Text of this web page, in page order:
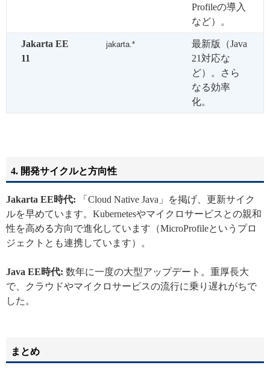
Profileの導入
など）。
Jakarta EE
11
jakarta.*
最新版（Java
21対応な
ど）。さら
なる効率
化。
4. 開発サイクルと方向性
Jakarta EE時代: 「Cloud Native Java」を掲げ、更新サイク
ルを早めています。Kubernetesやマイクロサービスとの親和
性を高める方向で進化しています（MicroProfileというプロ
ジェクトとも連携しています）。
Java EE時代: 数年に一度の大型アップデート。重厚長大
で、クラウドやマイクロサービスの流行に乗り遅れがちで
した。
まとめ